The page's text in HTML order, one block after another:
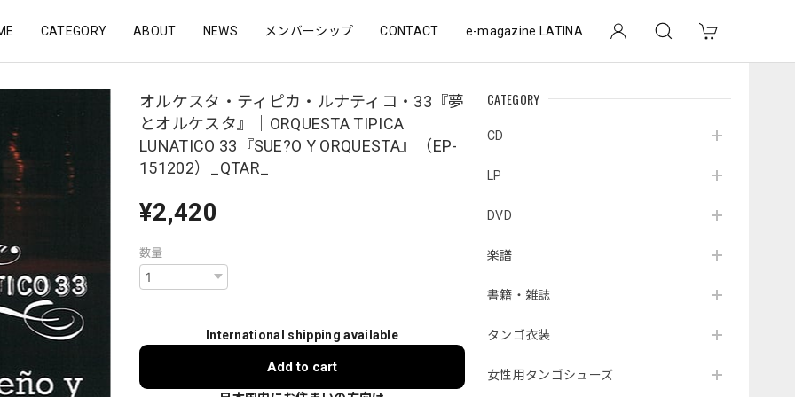
CATEGORY ABOUT NEWS メンバーシップ CONTACT e-magazine LATINA
CATEGORY
CD
LP
DVD
楽譜
書籍・雑誌
タンゴ衣装
女性用タンゴシューズ
オルケスタ・ティピカ・ルナティコ・33『夢
とオルケスタ』｜ORQUESTA TIPICA
LUNATICO 33『SUE?O Y ORQUESTA』（EP-
151202）_QTAR_
¥2,420
数量
International shipping available
Add to cart